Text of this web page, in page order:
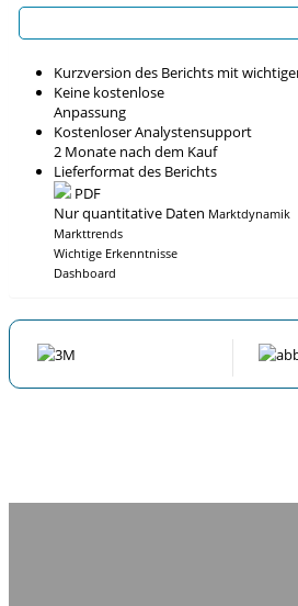
Kurzversion des Berichts mit
Keine kostenlose
Anpassung
Kostenloser Analystensupport
2 Monate nach dem Kauf
Lieferformat des Berichts
PDF
Nur quantitative Daten Marktdynamik
Markttrends
Wichtige Erkenntnisse
Dashboard